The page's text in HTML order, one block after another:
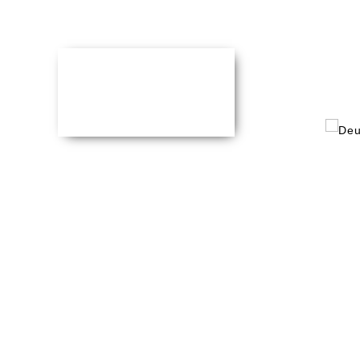
Der Kanton Schaffhausen nominiert die
Die Internationale Bodenseekonferenz